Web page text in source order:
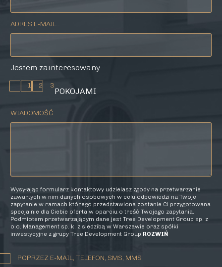
ADRES E-MAIL
Jestem zainteresowany
1 2 3
POKOJAMI
WIADOMOŚĆ
Wysyłając formularz kontaktowy udzielasz zgody na przetwarzanie
zawartych w nim danych osobowych w celu odpowiedzi na Twoje
zapytanie w ramach którego przedstawiona zostanie Ci przygotowana
specjalnie dla Ciebie oferta w oparciu o treść Twojego zapytania.
Podmiotem przetwarzającym dane jest Tree Development Group sp. z
o.o. Management sp. k. z siedzibą w Warszawie oraz spółki
inwestycyjne z grupy Tree Development Group ROZWIŃ
POPRZEZ E-MAIL, TELEFON, SMS, MMS